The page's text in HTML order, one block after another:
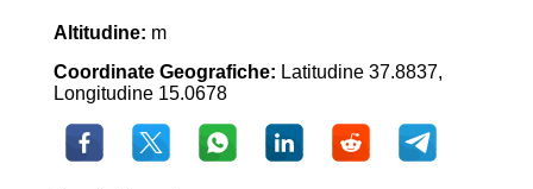
Altitudine: m
Coordinate Geografiche: Latitudine 37.8837,
Longitudine 15.0678